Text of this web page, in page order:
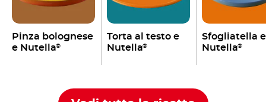
Pinza bolognese
e Nutella®
Torta al testo e
Nutella®
Sfogliatella e
Nutella®